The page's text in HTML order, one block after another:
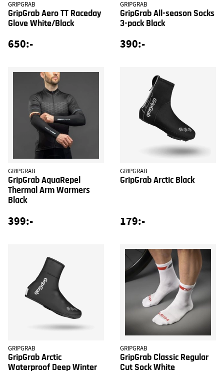
GRIPGRAB
GripGrab Aero TT Raceday
Glove White/Black
650:-
GRIPGRAB
GripGrab All-season Socks
3-pack Black
390:-
GRIPGRAB
GripGrab AquaRepel
Thermal Arm Warmers
Black
399:-
GRIPGRAB
GripGrab Arctic Black
179:-
GRIPGRAB
GripGrab Arctic
Waterproof Deep Winter
GRIPGRAB
GripGrab Classic Regular
Cut Sock White